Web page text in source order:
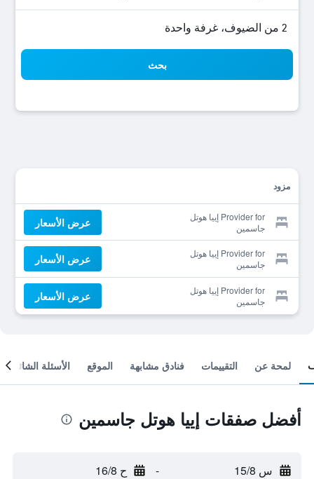
2 من الضيوف، غرفة واحدة
بحث
مزود
Provider for إييا هوتل
جاسمين
عرض الأسعار
Provider for إييا هوتل
جاسمين
عرض الأسعار
Provider for إييا هوتل
جاسمين
عرض الأسعار
لمحة عن التقييمات فنادق مشابهة الموقع الأسئلة الشائعة
أفضل صفقات إييا هوتل جاسمين
س 15/8 - ح 16/8